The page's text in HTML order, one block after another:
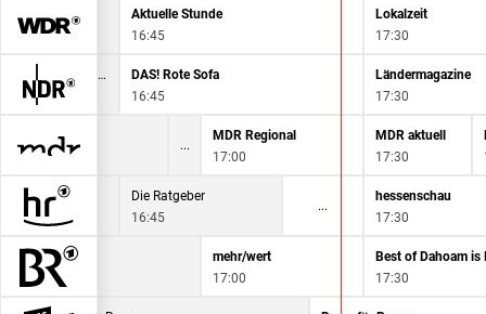
- Steak
Aktuelle Stunde
16:45
Lokalzeit
17:30
Vom Transporter zum Camper
DAS! Rote Sofa
16:45
Ländermagazine
17:30
MDR Regional
17:00
MDR aktuell
17:30
Brisant
16:25
Die Ratgeber
16:45
hessenschau
17:30
BR24
16:30
mehr/wert
17:00
17:30